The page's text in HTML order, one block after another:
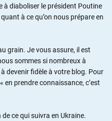
à diaboliser le président Poutine
à ce qu’on nous prépare en
grain. Je vous assure, il est
sommes si nombreux à
devenir fidèle à votre blog. Pour
en prendre connaissance, c’est
ce qui suivra en Ukraine.